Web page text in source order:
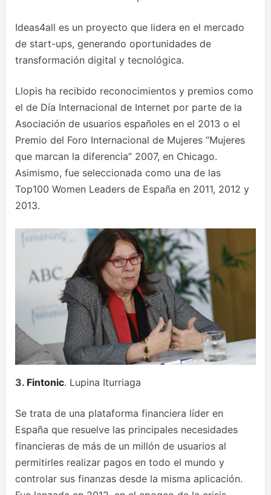
Ideas4all es un proyecto que lidera en el mercado
de start-ups, generando oportunidades de
transformación digital y tecnológica.
Llopis ha recibido reconocimientos y premios como
el de Día Internacional de Internet por parte de la
Asociación de usuarios españoles en el 2013 o el
Premio del Foro Internacional de Mujeres “Mujeres
que marcan la diferencia” 2007, en Chicago.
Asimismo, fue seleccionada como una de las
Top100 Women Leaders de España en 2011, 2012 y
2013.
3. Fintonic. Lupina Iturriaga
Se trata de una plataforma financiera líder en
España que resuelve las principales necesidades
financieras de más de un millón de usuarios al
permitirles realizar pagos en todo el mundo y
controlar sus finanzas desde la misma aplicación.